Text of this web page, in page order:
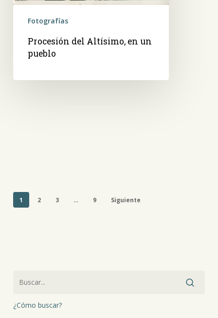
Fotografías
Procesión del Altísimo, en un
pueblo
1 2 3 … 9 Siguiente
¿Cómo buscar?